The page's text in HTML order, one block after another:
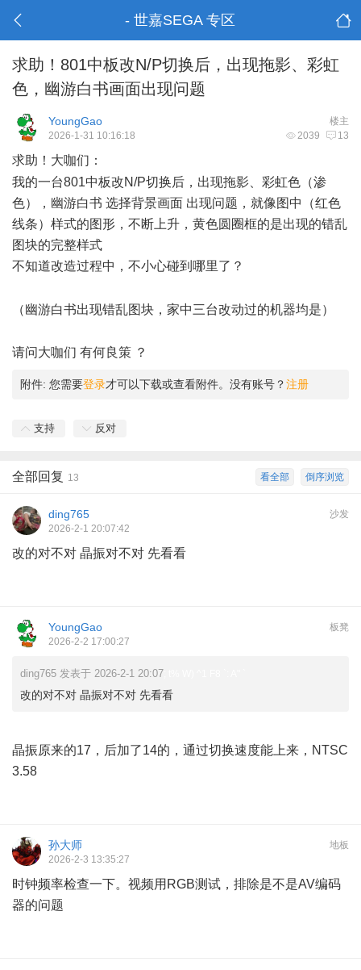
- 世嘉SEGA 专区
求助！801中板改N/P切换后，出现拖影、彩虹
色，幽游白书画面出现问题
楼主
YoungGao
2039 13
2026-1-31 10:16:18
求助！大咖们：
我的一台801中板改N/P切换后，出现拖影、彩虹色（渗
色），幽游白书 选择背景画面 出现问题，就像图中（红色
线条）样式的图形，不断上升，黄色圆圈框的是出现的错乱
图块的完整样式
不知道改造过程中，不小心碰到哪里了？
（幽游白书出现错乱图块，家中三台改动过的机器均是）
请问大咖们 有何良策 ？
附件: 您需要登录才可以下载或查看附件。没有账号？注册
支持 反对
倒序浏览
看全部
全部回复 13
沙发
ding765
2026-2-1 20:07:42
改的对不对 晶振对不对 先看看
板凳
YoungGao
2026-2-2 17:00:27
ding765 发表于 2026-2-1 20:07
改的对不对 晶振对不对 先看看
晶振原来的17，后加了14的，通过切换速度能上来，NTSC
3.58
地板
孙大师
2026-2-3 13:35:27
时钟频率检查一下。视频用RGB测试，排除是不是AV编码
器的问题